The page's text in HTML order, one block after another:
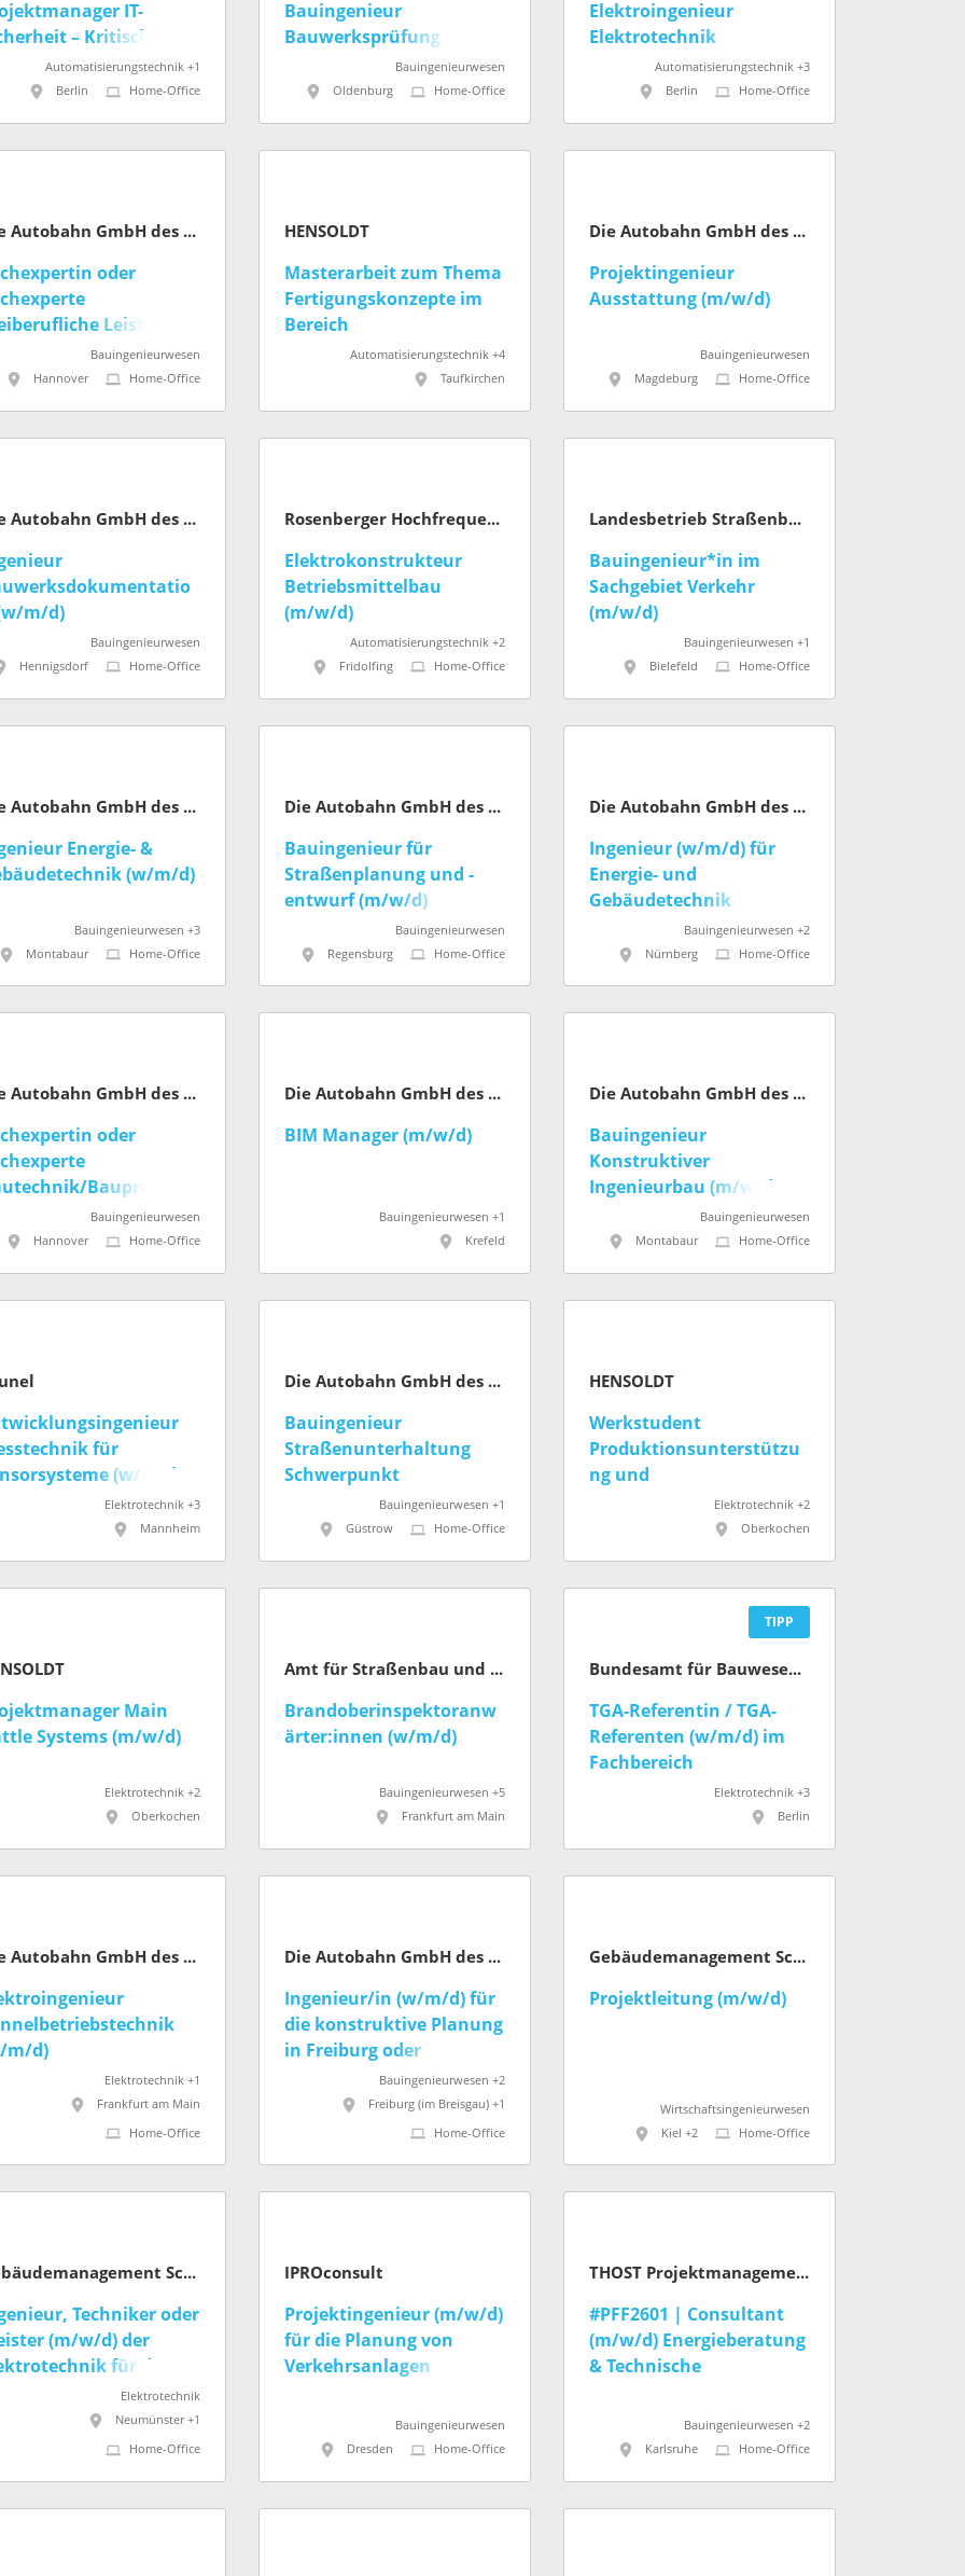
IT-
– Kritische
U-Bahn
m/d)
Automatisierungstechnik +1
Berlin
Home-Office
Bauingenieur
Bauwerksprüfung
Oldenburg (w/m/d)Bauingenieurwesen
Oldenburg
Home-Office
Elektroingenieur
Elektrotechnik
Gleichrichterwerke U-
Bahn (w/m/d)
Automatisierungstechnik +3
Berlin
Home-Office
Die Autobahn GmbH des Bundes
oder
Leistungen
Bauingenieurwesen
Hannover
Home-Office
HENSOLDT
Masterarbeit zum Thema
Fertigungskonzepte im
Bereich
Produktmanagement
Automatisierungstechnik +4
Taufkirchen
Die Autobahn GmbH des Bundes
Projektingenieur
Ausstattung (m/w/d)
Bauingenieurwesen
Magdeburg
Home-Office
Die Autobahn GmbH des Bundes
m/d)
Bauingenieurwesen
Hennigsdorf
Home-Office
Rosenberger Hochfrequenztechnik GmbH & Co. KG
Elektrokonstrukteur
Betriebsmittelbau
(m/w/d)
Automatisierungstechnik +2
Fridolfing
Home-Office
Landesbetrieb Straßenbau Nordrhein-Westfalen
Bauingenieur*in im
Sachgebiet Verkehr
(m/w/d)
Bauingenieurwesen +1
Bielefeld
Home-Office
Die Autobahn GmbH des Bundes
Energie- &
(w/m/d)
Bauingenieurwesen +3
Montabaur
Home-Office
Die Autobahn GmbH des Bundes
Bauingenieur für
Straßenplanung und -
entwurf (m/w/d)
Bauingenieurwesen
Regensburg
Home-Office
Die Autobahn GmbH des Bundes
Ingenieur (w/m/d) für
Energie- und
Gebäudetechnik
Bauingenieurwesen +2
Nürnberg
Home-Office
Die Autobahn GmbH des Bundes
oder
Bauprozess
Bauingenieurwesen
Hannover
Home-Office
Die Autobahn GmbH des Bundes
BIM Manager (m/w/d)
Bauingenieurwesen +1
Krefeld
Die Autobahn GmbH des Bundes
Bauingenieur
Konstruktiver
Ingenieurbau (m/w/d)
Bauingenieurwesen
Montabaur
Home-Office
für
(w/m/d)
Elektrotechnik +3
Mannheim
Die Autobahn GmbH des Bundes
Bauingenieur
Straßenunterhaltung
Schwerpunkt
Entwässerung (m/w/d)
Bauingenieurwesen +1
Güstrow
Home-Office
HENSOLDT
Werkstudent
Produktionsunterstützu
ng und
Montageorganisation
Elektrotechnik +2
Oberkochen
Main
Systems (m/w/d)
Elektrotechnik +2
Oberkochen
Amt für Straßenbau und Erschließung (Stadt Frankfurt am Main)
Brandoberinspektoranw
ärter:innen (w/m/d)
Bauingenieurwesen +5
Frankfurt am Main
TIPP
Bundesamt für Bauwesen und Raumordnung (BBR)
TGA-Referentin / TGA-
Referenten (w/m/d) im
Fachbereich
Elektrotechnik für
Kultur­bauten des Bundes
Elektrotechnik +3
Berlin
Die Autobahn GmbH des Bundes
m/d)
Elektrotechnik +1
Frankfurt am Main
Home-Office
Die Autobahn GmbH des Bundes
Ingenieur/in (w/m/d) für
die konstruktive Planung
in Freiburg oder
DonaueschingenBauingenieurwesen +2
Freiburg (im Breisgau) +1
Home-Office
Gebäudemanagement Schleswig-Holstein AöR
Projektleitung (m/w/d)
Wirtschaftsingenieurwesen
Kiel +2
Home-Office
Gebäudemanagement Schleswig-Holstein AöR
Techniker oder
(m/w/d) der
für das
Elektrotechnik
Neumünster +1
Home-Office
IPROconsult
Projektingenieur (m/w/d)
für die Planung von
Verkehrsanlagen
Bauingenieurwesen
Dresden
Home-Office
THOST Projektmanagement GmbH
#PFF2601 | Consultant
(m/w/d) Energieberatung
& Technische
Bauingenieurwesen +2
Karlsruhe
Home-Office